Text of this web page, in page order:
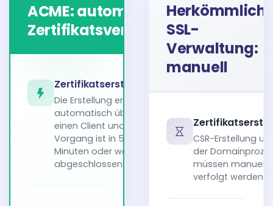
ACME: automatische
Zertifikatsverwaltung
Empfohlen
Zertifikatserstellung
Die Erstellung erfolgt
automatisch über
einen Client und der
Vorgang ist in 5
Minuten oder weniger
abgeschlossen.
SSL-
Verwaltung:
manuell
CSR-Erstellung
der
müssen manuell
verfolgt werden.